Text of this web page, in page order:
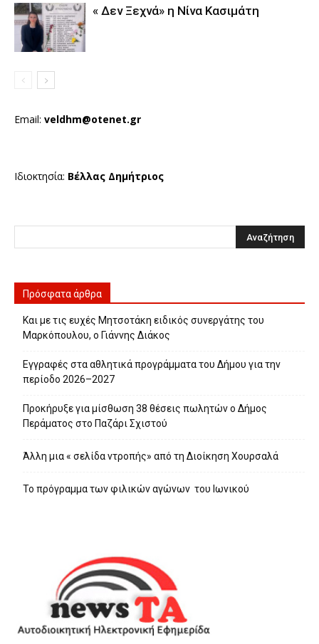
« Δεν Ξεχνά» η Νίνα Κασιμάτη
Email: veldhm@otenet.gr
Ιδιοκτησία: Βέλλας Δημήτριος
Πρόσφατα άρθρα
Και με τις ευχές Μητσοτάκη ειδικός συνεργάτης του
Μαρκόπουλου, ο Γιάννης Διάκος
Εγγραφές στα αθλητικά προγράμματα του Δήμου για την
περίοδο 2026–2027
Προκήρυξε για μίσθωση 38 θέσεις πωλητών ο Δήμος
Περάματος στο Παζάρι Σχιστού
Άλλη μια « σελίδα ντροπής» από τη Διοίκηση Χουρσαλά
Το πρόγραμμα των φιλικών αγώνων του Ιωνικού